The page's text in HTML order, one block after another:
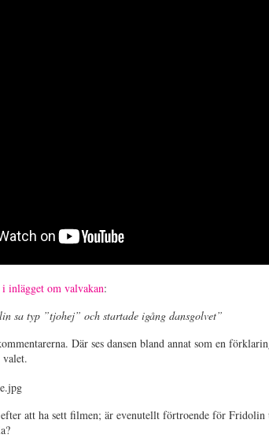
inlägget om valvakan:
sa typ ”tjohej” och startade igång dansgolvet”
Där ses dansen bland annat som en
att ha sett filmen; är evenutellt förtroende för